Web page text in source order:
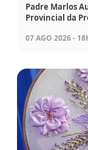
Padre Marlos
Provincial da
07 AGO 2026 -